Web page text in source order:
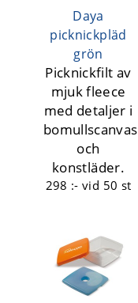
Daya
picknickpläd
grön
Picknickfilt av
mjuk fleece
med detaljer i
bomullscanvas
och
konstläder.
298 :-vid 50 st